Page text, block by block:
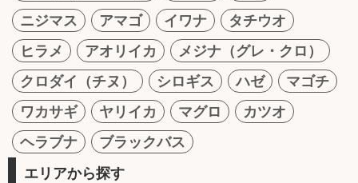
ニジマス
アマゴ イワナ
タチウオ
ヒラメ
アオリイカ
メジナ（グレ・クロ）
クロダイ（チヌ）
シロギス ハゼ
マゴチ
ワカサギ
ヤリイカ マグロ
カツオ
ヘラブナ
ブラックバス
エリアから探す